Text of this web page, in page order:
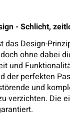
- Schlicht,
das Design-
ohne dabei
und
der perfekten
und
verzichten. Die